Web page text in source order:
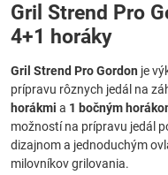
Gril Strend Pro
4+1 horáky
Gril Strend Pro Gordon je
prípravu rôznych jedál na
horákmi a 1 bočným
možností na prípravu jedál
dizajnom a jednoduchým
milovníkov grilovania.